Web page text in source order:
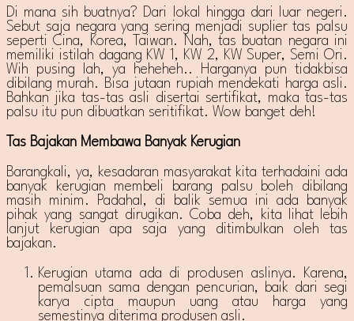
Di mana sih buatnya? Dari lokal hingga dari luar negeri.
Sebut saja negara yang sering menjadi suplier tas palsu
seperti Cina, Korea, Taiwan. Nah, tas buatan negara ini
memiliki istilah dagang KW 1, KW 2, KW Super, Semi Ori.
Wih pusing lah, ya heheheh.. Harganya pun tidakbisa
dibilang murah. Bisa jutaan rupiah mendekati harga asli.
Bahkan jika tas-tas asli disertai sertifikat, maka tas-tas
palsu itu pun dibuatkan seritifikat. Wow banget deh!
Tas Bajakan Membawa Banyak Kerugian
Barangkali, ya, kesadaran masyarakat kita terhadaini ada
banyak kerugian membeli barang palsu boleh dibilang
masih minim. Padahal, di balik semua ini ada banyak
pihak yang sangat dirugikan. Coba deh, kita lihat lebih
lanjut kerugian apa saja yang ditimbulkan oleh tas
bajakan.
Kerugian utama ada di produsen aslinya. Karena,
pemalsuan sama dengan pencurian, baik dari segi
karya cipta maupun uang atau harga yang
semestinya diterima produsen asli.